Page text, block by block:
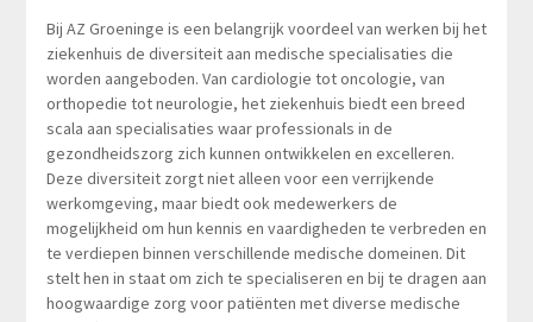
Bij AZ Groeninge is een belangrijk voordeel van werken bij het
ziekenhuis de diversiteit aan medische specialisaties die
worden aangeboden. Van cardiologie tot oncologie, van
orthopedie tot neurologie, het ziekenhuis biedt een breed
scala aan specialisaties waar professionals in de
gezondheidszorg zich kunnen ontwikkelen en excelleren.
Deze diversiteit zorgt niet alleen voor een verrijkende
werkomgeving, maar biedt ook medewerkers de
mogelijkheid om hun kennis en vaardigheden te verbreden en
te verdiepen binnen verschillende medische domeinen. Dit
stelt hen in staat om zich te specialiseren en bij te dragen aan
hoogwaardige zorg voor patiënten met diverse medische